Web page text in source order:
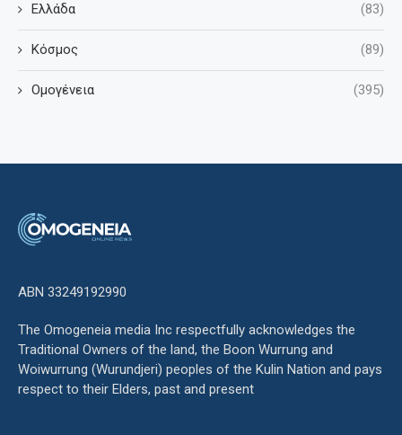
Ελλάδα (83)
Κόσμος (89)
Ομογένεια (395)
ΑΒΝ 33249192990
The Omogeneia media Inc respectfully acknowledges the
Traditional Owners of the land, the Boon Wurrung and
Woiwurrung (Wurundjeri) peoples of the Kulin Nation and pays
respect to their Elders, past and present